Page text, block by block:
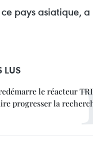
pays asiatique, a
LUS
le réacteur
progresser la